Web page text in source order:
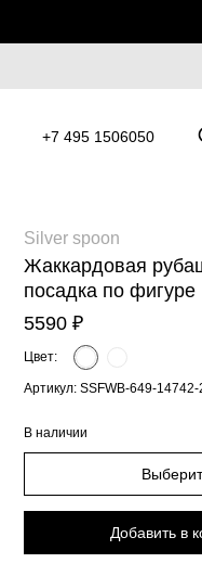
+7 495 1506050
Silver spoon
Жаккардовая
посадка по фигуре
5590 ₽
Цвет:
Артикул: SSFWB-649-
В наличии
Добавить в